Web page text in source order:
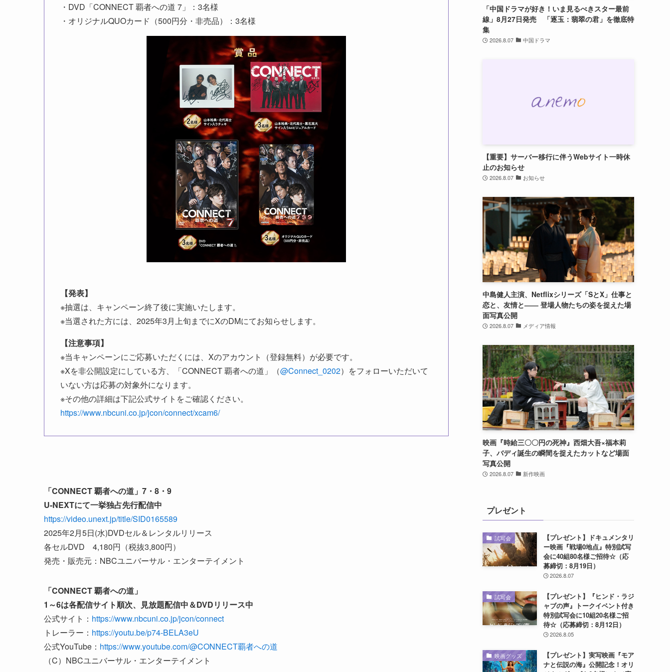
・DVD「CONNECT 覇者への道 7」：3名様
・オリジナルQUOカード（500円分・非売品）：3名様
【発表】
※抽選は、キャンペーン終了後に実施いたします。
※当選された方には、2025年3月上旬までにXのDMにてお知らせします。
【注意事項】
※当キャンペーンにご応募いただくには、Xのアカウント（登録無料）が必要です。
※Xを非公開設定にしている方、「CONNECT 覇者への道」（@Connect_0202）をフォローいただいて
いない方は応募の対象外になります。
※その他の詳細は下記公式サイトをご確認ください。
https://www.nbcuni.co.jp/jcon/connect/xcam6/
「CONNECT 覇者への道」7・8・9
U-NEXTにて一挙独占先行配信中
https://video.unext.jp/title/SID0165589
2025年2月5日(水)DVDセル＆レンタルリリース
各セルDVD 4,180円（税抜3,800円）
発売・販売元：NBCユニバーサル・エンターテイメント
「CONNECT 覇者への道」
1～6は各配信サイト順次、見放題配信中＆DVDリリース中
公式サイト： https://www.nbcuni.co.jp/jcon/connect
トレーラー： https://youtu.be/p74-BELA3eU
公式YouTube： https://www.youtube.com/@CONNECT覇者への道
（C）NBCユニバーサル・エンターテイメント
「中国ドラマが好き！いま見るべきスター最前
線」8月27日発売 「逐玉：翡翠の君」を徹底特
集
2026.8.07 中国ドラマ
【重要】サーバー移行に伴うWebサイト一時休
止のお知らせ
2026.8.07 お知らせ
中島健人主演、Netflixシリーズ「SとX」仕事と
恋と、友情と―― 登場人物たちの姿を捉えた場
面写真公開
2026.8.07 メディア情報
映画『時給三〇〇円の死神』西畑大吾×福本莉
子、バディ誕生の瞬間を捉えたカットなど場面
写真公開
2026.8.07 新作映画
プレゼント
試写会
【プレゼント】ドキュメンタリ
ー映画『戦場0地点』特別試写
会に40組80名様ご招待☆（応
募締切：8月19日）
2026.8.07
試写会
【プレゼント】『ヒンド・ラジ
ャブの声』トークイベント付き
特別試写会に10組20名様ご招
待☆（応募締切：8月12日）
2026.8.05
映画グッズ
【プレゼント】実写映画『モア
ナと伝説の海』公開記念！オリ